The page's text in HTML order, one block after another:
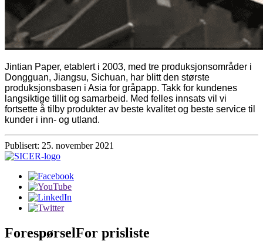
Jintian Paper, etablert i 2003, med tre produksjonsområder i
Dongguan, Jiangsu, Sichuan, har blitt den største
produksjonsbasen i Asia for gråpapp. Takk for kundenes
langsiktige tillit og samarbeid. Med felles innsats vil vi
fortsette å tilby produkter av beste kvalitet og beste service til
kunder i inn- og utland.
Publisert: 25. november 2021
ForespørselFor prisliste